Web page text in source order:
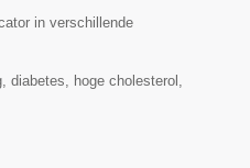
in verschillende
diabetes, hoge cholesterol,